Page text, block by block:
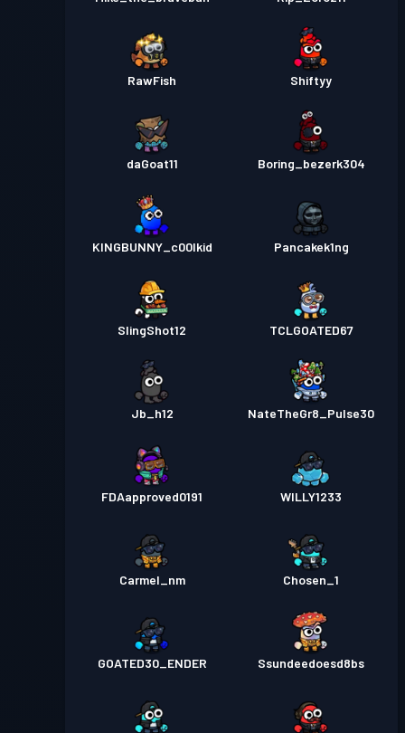
RawFish Shiftyy
daGoat11 Boring_bezerk304
KINGBUNNY_c00lkid Pancakek1ng
SlingShot12 TCLGOATED67
Jb_h12 NateTheGr8_Pulse30
FDAapproved0191 WILLY1233
Carmel_nm Chosen_1
GOATED30_ENDER Ssundeedoesd8bs